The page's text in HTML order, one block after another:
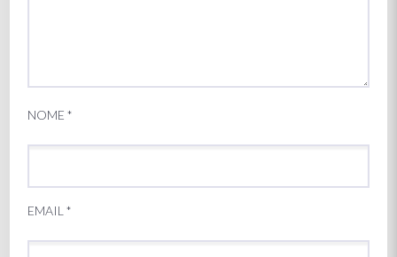
NOME*
EMAIL*